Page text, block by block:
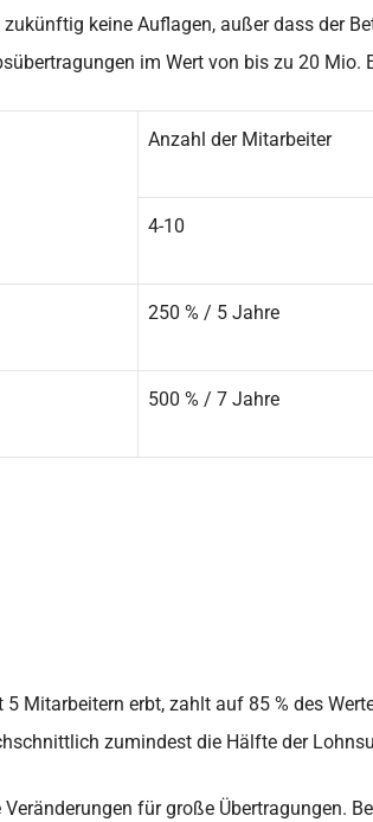
keine Auflagen, außer dass der
im Wert von bis zu 20
Anzahl der Mitarbeiter
4-10
250 % / 5 Jahre
500 % / 7 Jahre
5 Mitarbeitern erbt, zahlt auf 85 % des
zumindest die Hälfte der
für große Übertragungen.